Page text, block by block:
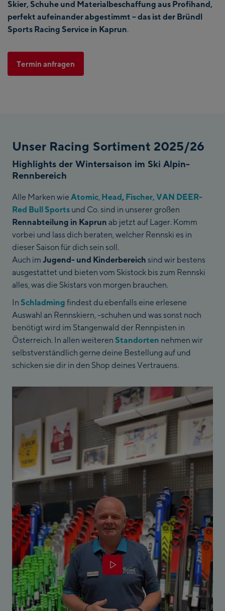
Skier, Schuhe und Materialbeschaffung aus Profihand,
perfekt aufeinander abgestimmt –das ist der Bründl
Sports Racing Service in Kaprun.
Termin anfragen
Unser Racing Sortiment 2025/26
Highlights der Wintersaison im Ski Alpin-
Rennbereich
Alle Marken wie Atomic, Head, Fischer, VAN DEER-
Red Bull Sports und Co. sind in unserer großen
Rennabteilung in Kaprun ab jetzt auf Lager. Komm
vorbei und lass dich beraten, welcher Rennski es in
dieser Saison für dich sein soll.
Auch im Jugend- und Kinderbereich sind wir bestens
ausgestattet und bieten vom Skistock bis zum Rennski
alles, was die Skistars von morgen brauchen.
In Schladming findest du ebenfalls eine erlesene
Auswahl an Rennskiern, -schuhen und was sonst noch
benötigt wird im Stangenwald der Rennpisten in
Österreich. In allen weiteren Standorten nehmen wir
selbstverständlich gerne deine Bestellung auf und
schicken sie dir in den Shop deines Vertrauens.